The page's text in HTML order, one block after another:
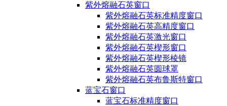
紫外熔融石英窗口
紫外熔融石英标准精度窗口
紫外熔融石英高精度窗口
紫外熔融石英激光窗口
紫外熔融石英楔形窗口
紫外熔融石英楔形棱镜
紫外熔融石英圆球罩
紫外熔融石英布鲁斯特窗口
蓝宝石窗口
蓝宝石标准精度窗口